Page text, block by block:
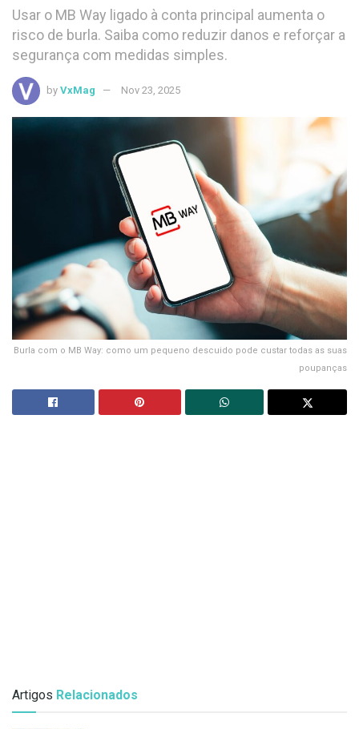
Usar o MB Way ligado à conta principal aumenta o
risco de burla. Saiba como reduzir danos e reforçar a
segurança com medidas simples.
by VxMag Nov 23, 2025
Burla com o MB Way: como um pequeno descuido pode custar todas as suas
poupanças
Artigos Relacionados